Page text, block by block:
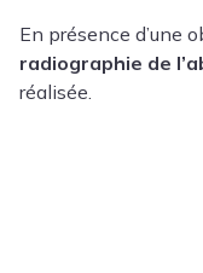
En présence d’une
radiographie de
réalisée.